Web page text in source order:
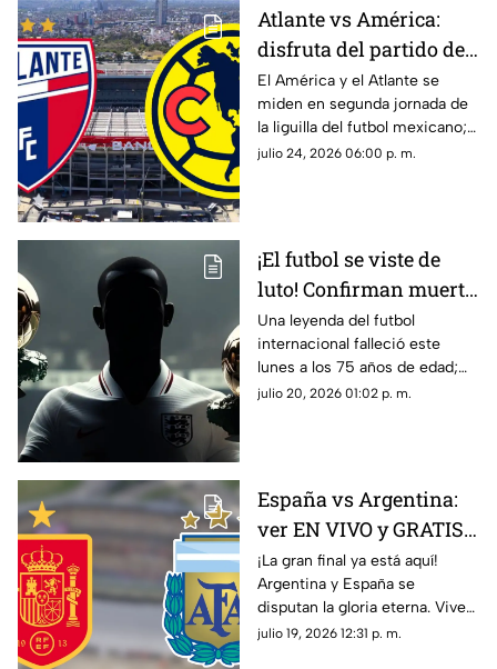
Atlante vs América:
disfruta del partido de
laliga MX EN VIVO y
totalmente GRATIS aquí
El América y el Atlante se
miden en segunda jornada de
la liguilla del futbol mexicano;
disfruta del partido totalmente
julio 24, 2026 06:00 p. m.
¡El futbol se viste de
luto! Confirman muerte
de una LEYENDA que
conquistó el Balón de
Oro 2 veces
Una leyenda del futbol
internacional falleció este
lunes a los 75 años de edad;
entérate de quién se trata y su
julio 20, 2026 01:02 p. m.
España vs Argentina:
ver EN VIVO y GRATIS
el partido de la Copa
Mundial de la FIFA
2026™
¡La gran final ya está aquí!
Argentina y España se
disputan la gloria eterna. Vive
toda la emoción en vivo en
julio 19, 2026 12:31 p. m.